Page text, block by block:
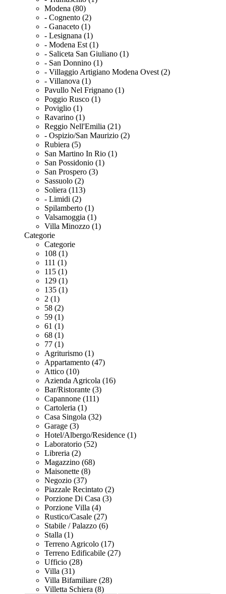
Modena (80)
- Cognento (2)
- Ganaceto (1)
- Lesignana (1)
- Modena Est (1)
- Saliceta San Giuliano (1)
- San Donnino (1)
- Villaggio Artigiano Modena Ovest (2)
- Villanova (1)
Pavullo Nel Frignano (1)
Poggio Rusco (1)
Poviglio (1)
Ravarino (1)
Reggio Nell'Emilia (21)
- Ospizio/San Maurizio (2)
Rubiera (5)
San Martino In Rio (1)
San Possidonio (1)
San Prospero (3)
Sassuolo (2)
Soliera (113)
- Limidi (2)
Spilamberto (1)
Valsamoggia (1)
Villa Minozzo (1)
Categorie
Categorie
108 (1)
111 (1)
115 (1)
129 (1)
135 (1)
2 (1)
58 (2)
59 (1)
61 (1)
68 (1)
77 (1)
Agriturismo (1)
Appartamento (47)
Attico (10)
Azienda Agricola (16)
Bar/Ristorante (3)
Capannone (111)
Cartoleria (1)
Casa Singola (32)
Garage (3)
Hotel/Albergo/Residence (1)
Laboratorio (52)
Libreria (2)
Magazzino (68)
Maisonette (8)
Negozio (37)
Piazzale Recintato (2)
Porzione Di Casa (3)
Porzione Villa (4)
Rustico/Casale (27)
Stabile / Palazzo (6)
Stalla (1)
Terreno Agricolo (17)
Terreno Edificabile (27)
Ufficio (28)
Villa (31)
Villa Bifamiliare (28)
Villetta Schiera (8)